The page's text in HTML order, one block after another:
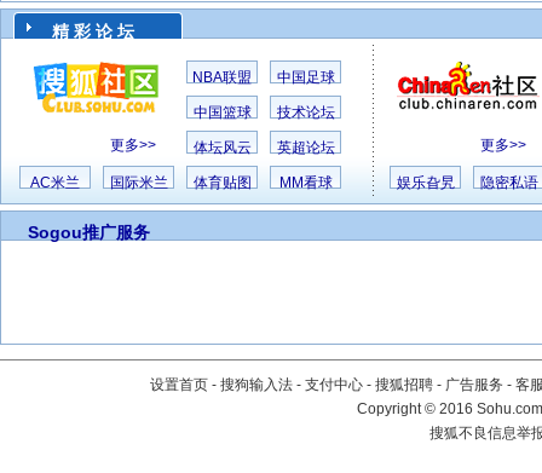
精 彩 论 坛
更多>>
NBA联盟 中国足球
中国篮球 技术论坛
体坛风云 英超论坛
AC米兰 国际米兰 体育贴图 MM看球
更多>>
娱乐旮旯 隐密私语
Sogou推广服务
设置首页 - 搜狗输入法 - 支付中心 - 搜狐招聘 - 广告服务 - 客
Copyright©2016
搜狐不良信息举